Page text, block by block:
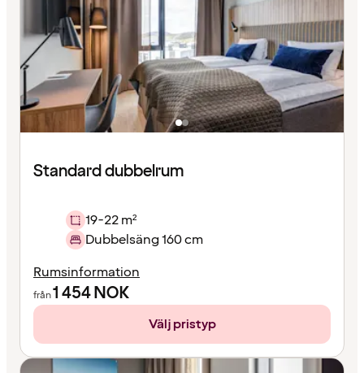
Standard dubbelrum
19-22 m²
Dubbelsäng 160 cm
Rumsinformation
från1 454NOK
Välj pristyp